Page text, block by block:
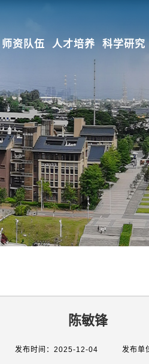
师资队伍 人才培养 科学研究
陈敏锋
发布时间：2025-12-04 发布单